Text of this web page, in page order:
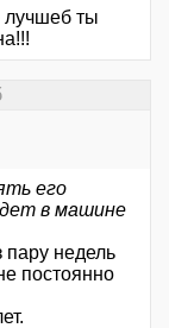
лучшеб ты
его
в машине
пару недель
постоянно